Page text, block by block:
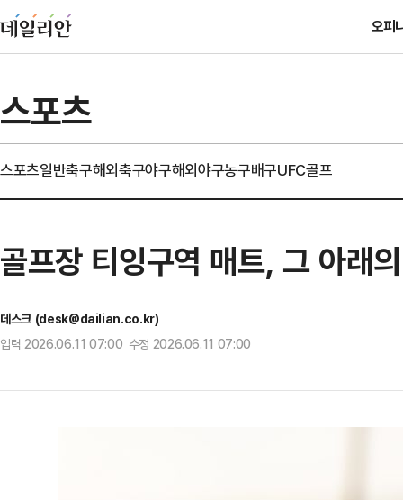
오피
스포츠
스포츠일반축구해외축구야구해외야구농구배구UFC골프
골프장 티잉구역 매트, 그 아래
데스크 (desk@dailian.co.kr)
입력 2026.06.11 07:00 수정 2026.06.11 07:00